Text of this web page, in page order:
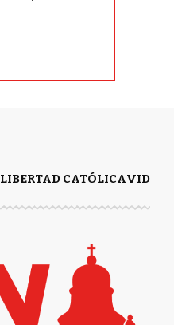
LIBERTAD CATÓLICAVIDA